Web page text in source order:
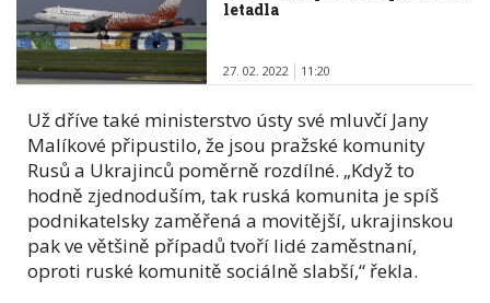
letadla
27. 02. 2022 11:20
Už dříve také ministerstvo ústy své mluvčí Jany
Malíkové připustilo, že jsou pražské komunity
Rusů a Ukrajinců poměrně rozdílné. „Když to
hodně zjednoduším, tak ruská komunita je spíš
podnikatelsky zaměřená a movitější, ukrajinskou
pak ve většině případů tvoří lidé zaměstnaní,
oproti ruské komunitě sociálně slabší,“ řekla.